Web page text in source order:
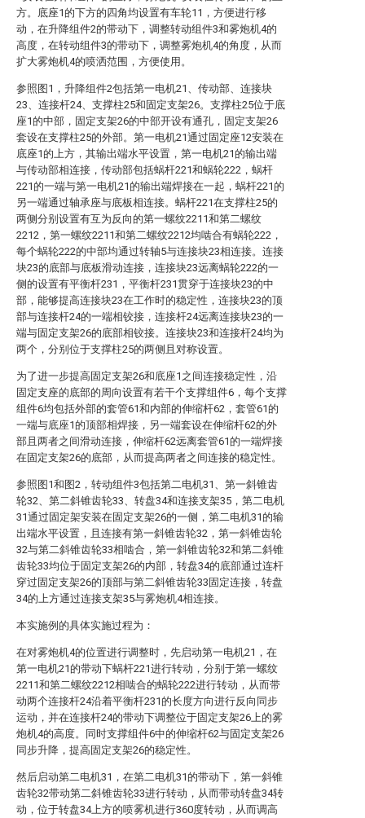
方。底座1的下方的四角均设置有车轮11，方便进行移
动，在升降组件2的带动下，调整转动组件3和雾炮机4的
高度，在转动组件3的带动下，调整雾炮机4的角度，从而
扩大雾炮机4的喷洒范围，方便使用。
参照图1，升降组件2包括第一电机21、传动部、连接块
23、连接杆24、支撑柱25和固定支架26。支撑柱25位于底
座1的中部，固定支架26的中部开设有通孔，固定支架26
套设在支撑柱25的外部。第一电机21通过固定座12安装在
底座1的上方，其输出端水平设置，第一电机21的输出端
与传动部相连接，传动部包括蜗杆221和蜗轮222，蜗杆
221的一端与第一电机21的输出端焊接在一起，蜗杆221的
另一端通过轴承座与底板相连接。蜗杆221在支撑柱25的
两侧分别设置有互为反向的第一螺纹2211和第二螺纹
2212，第一螺纹2211和第二螺纹2212均啮合有蜗轮222，
每个蜗轮222的中部均通过转轴5与连接块23相连接。连接
块23的底部与底板滑动连接，连接块23远离蜗轮222的一
侧的设置有平衡杆231，平衡杆231贯穿于连接块23的中
部，能够提高连接块23在工作时的稳定性，连接块23的顶
部与连接杆24的一端相铰接，连接杆24远离连接块23的一
端与固定支架26的底部相铰接。连接块23和连接杆24均为
两个，分别位于支撑柱25的两侧且对称设置。
为了进一步提高固定支架26和底座1之间连接稳定性，沿
固定支座的底部的周向设置有若干个支撑组件6，每个支撑
组件6均包括外部的套管61和内部的伸缩杆62，套管61的
一端与底座1的顶部相焊接，另一端套设在伸缩杆62的外
部且两者之间滑动连接，伸缩杆62远离套管61的一端焊接
在固定支架26的底部，从而提高两者之间连接的稳定性。
参照图1和图2，转动组件3包括第二电机31、第一斜锥齿
轮32、第二斜锥齿轮33、转盘34和连接支架35，第二电机
31通过固定架安装在固定支架26的一侧，第二电机31的输
出端水平设置，且连接有第一斜锥齿轮32，第一斜锥齿轮
32与第二斜锥齿轮33相啮合，第一斜锥齿轮32和第二斜锥
齿轮33均位于固定支架26的内部，转盘34的底部通过连杆
穿过固定支架26的顶部与第二斜锥齿轮33固定连接，转盘
34的上方通过连接支架35与雾炮机4相连接。
本实施例的具体实施过程为：
在对雾炮机4的位置进行调整时，先启动第一电机21，在
第一电机21的带动下蜗杆221进行转动，分别于第一螺纹
2211和第二螺纹2212相啮合的蜗轮222进行转动，从而带
动两个连接杆24沿着平衡杆231的长度方向进行反向同步
运动，并在连接杆24的带动下调整位于固定支架26上的雾
炮机4的高度。同时支撑组件6中的伸缩杆62与固定支架26
同步升降，提高固定支架26的稳定性。
然后启动第二电机31，在第二电机31的带动下，第一斜锥
齿轮32带动第二斜锥齿轮33进行转动，从而带动转盘34转
动，位于转盘34上方的喷雾机进行360度转动，从而调高